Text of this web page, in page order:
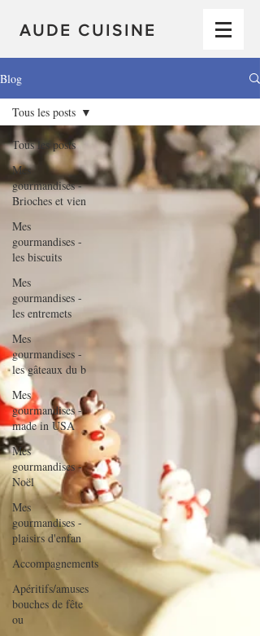
AUDE CUISINE
Blog
Tous les posts
Mes
gourmandises -
Brioches et vien
Mes
gourmandises -
les biscuits
Mes
gourmandises -
les entremets
Mes
gourmandises -
les gâteaux du b
Mes
gourmandises -
made in USA
Mes
gourmandises -
Noël
Mes
gourmandises -
plaisirs d'enfan
Accompagnements
Apéritifs/amuses
bouches de fête
ou
Tous les posts